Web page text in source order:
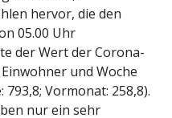
hervor, die den
05.00 Uhr
der Wert der Corona-
und Woche
Vormonat: 258,8).
nur ein sehr